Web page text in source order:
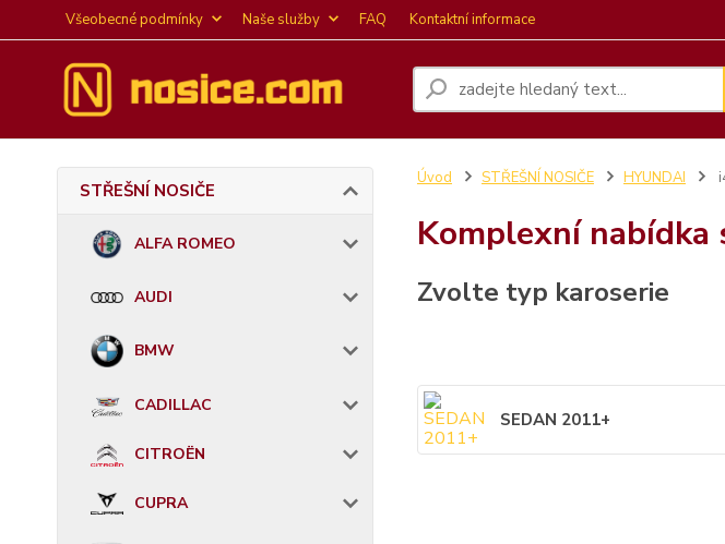
Všeobecné podmínky Naše služby FAQ Kontaktní informace
STŘEŠNÍ NOSIČE
ALFA ROMEO
AUDI
BMW
CADILLAC
CITROËN
CUPRA
Úvod STŘEŠNÍ NOSIČE HYUNDAI
Komplexní
Zvolte typ karoserie
SEDAN 2011+